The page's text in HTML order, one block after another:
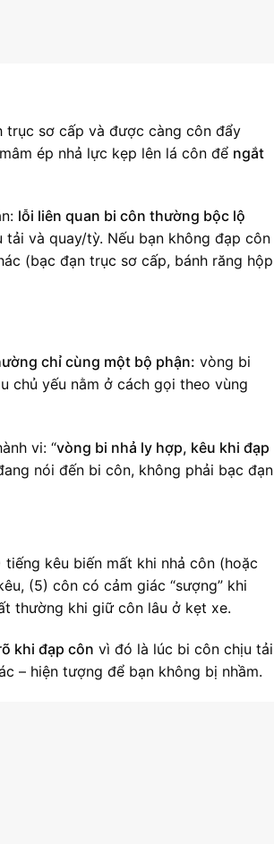
trục sơ cấp và được càng côn đẩy
ép nhả lực kẹp lên lá côn để ngắt
lỗi liên quan bi côn thường bộc lộ
và quay/tỳ. Nếu bạn không đạp côn
(bạc đạn trục sơ cấp, bánh răng hộp
chỉ cùng một bộ phận: vòng bi
chủ yếu nằm ở cách gọi theo vùng
vi: “vòng bi nhả ly hợp, kêu khi đạp
nói đến bi côn, không phải bạc đạn
kêu biến mất khi nhả côn (hoặc
(5) côn có cảm giác “sượng” khi
thường khi giữ côn lâu ở kẹt xe.
khi đạp côn vì đó là lúc bi côn chịu tải
– hiện tượng để bạn không bị nhầm.